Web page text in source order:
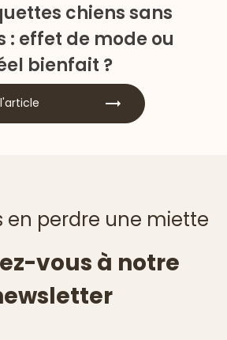
chiens sans
: effet de mode ou
bienfait ?
en perdre une miette
vous à notre